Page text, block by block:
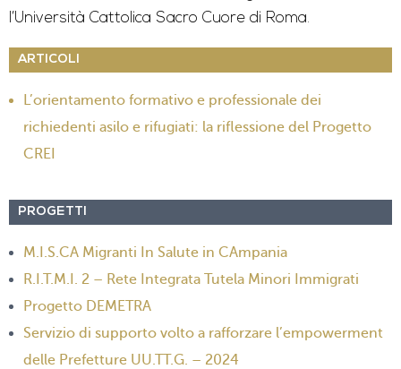
l’Università Cattolica Sacro Cuore di Roma.
ARTICOLI
L’orientamento formativo e professionale dei
richiedenti asilo e rifugiati: la riflessione del Progetto
CREI
PROGETTI
M.I.S.CA Migranti In Salute in CAmpania
R.I.T.M.I. 2 – Rete Integrata Tutela Minori Immigrati
Progetto DEMETRA
Servizio di supporto volto a rafforzare l’empowerment
delle Prefetture UU.TT.G. – 2024